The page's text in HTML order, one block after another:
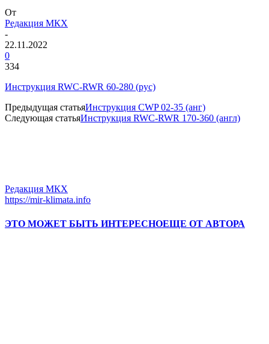
От
Редакция МКХ
-
22.11.2022
0
334
Инструкция RWC-RWR 60-280 (рус)
Предыдущая статьяИнструкция CWP 02-35 (анг)
Следующая статьяИнструкция RWC-RWR 170-360 (англ)
Редакция МКХ
https://mir-klimata.info
ЭТО МОЖЕТ БЫТЬ ИНТЕРЕСНОЕЩЕ ОТ АВТОРА